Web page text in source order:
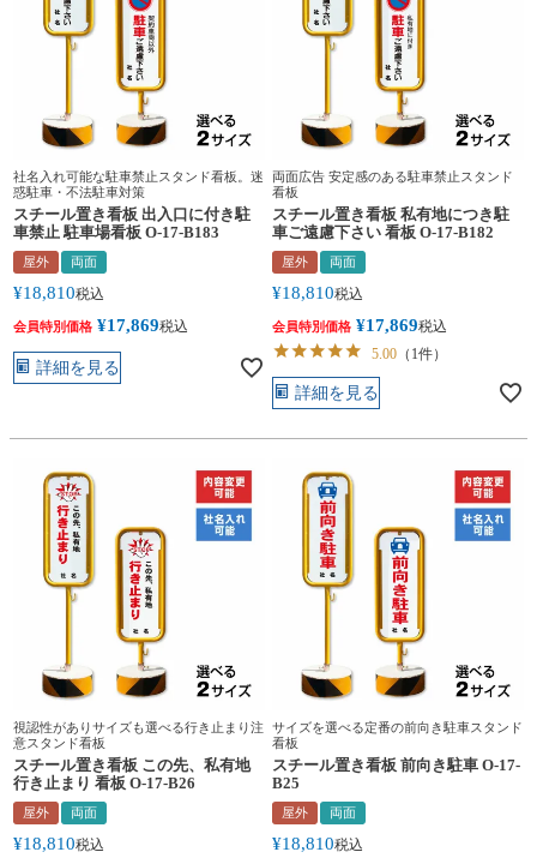
社名入れ可能な駐車禁止スタンド看板。迷
惑駐車・不法駐車対策
スチール置き看板 出入口に付き駐
車禁止 駐車場看板 O-17-B183
屋外 両面
¥18,810税込
会員特別価格 ¥17,869税込
詳細を見る
両面広告 安定感のある駐車禁止スタンド
看板
スチール置き看板 私有地につき駐
車ご遠慮下さい 看板 O-17-B182
屋外 両面
¥18,810税込
会員特別価格 ¥17,869税込
5.00 （1件）
詳細を見る
視認性がありサイズも選べる行き止まり注
意スタンド看板
スチール置き看板 この先、私有地
行き止まり 看板 O-17-B26
屋外 両面
¥18,810税込
サイズを選べる定番の前向き駐車スタンド
看板
スチール置き看板 前向き駐車 O-17-
B25
屋外 両面
¥18,810税込